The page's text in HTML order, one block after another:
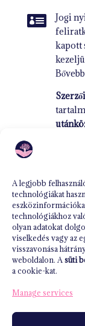
A legjobb
technológiákat
technológiákhoz
olyan adatokat
viselkedés vagy az
visszavonása
weboldalon. A süti
a cookie-kat.
Manage services
 Jogi
kapott
ÁSZF